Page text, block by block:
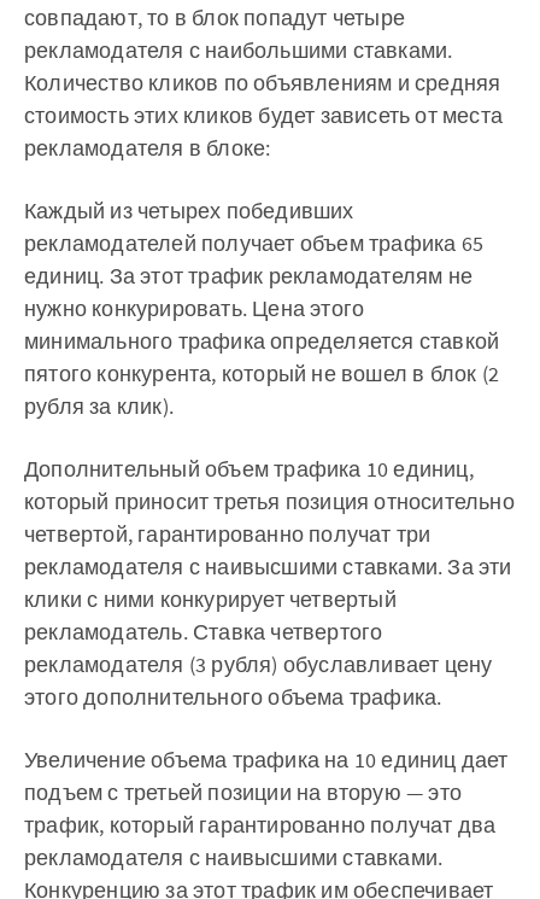
совпадают, то в блок попадут четыре
рекламодателя с наибольшими ставками.
Количество кликов по объявлениям и средняя
стоимость этих кликов будет зависеть от места
рекламодателя в блоке:
Каждый из четырех победивших
рекламодателей получает объем трафика 65
единиц. За этот трафик рекламодателям не
нужно конкурировать. Цена этого
минимального трафика определяется ставкой
пятого конкурента, который не вошел в блок (2
рубля за клик).
Дополнительный объем трафика 10 единиц,
который приносит третья позиция относительно
четвертой, гарантированно получат три
рекламодателя с наивысшими ставками. За эти
клики с ними конкурирует четвертый
рекламодатель. Ставка четвертого
рекламодателя (3 рубля) обуславливает цену
этого дополнительного объема трафика.
Увеличение объема трафика на 10 единиц дает
подъем с третьей позиции на вторую — это
трафик, который гарантированно получат два
рекламодателя с наивысшими ставками.
Конкуренцию за этот трафик им обеспечивает